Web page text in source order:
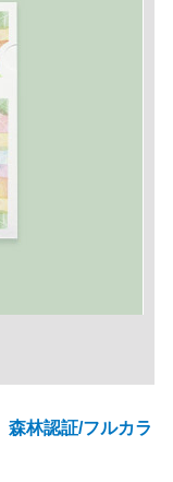
森林認証/フルカラ